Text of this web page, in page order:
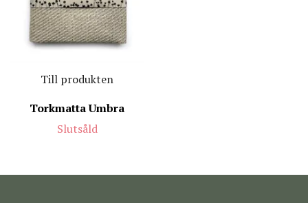
Till produkten
Torkmatta Umbra
Slutsåld